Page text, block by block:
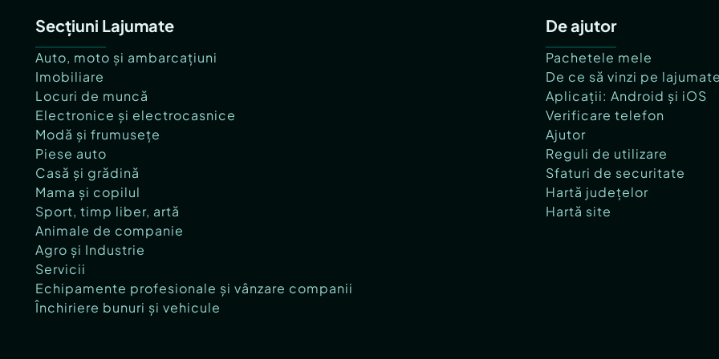
Secțiuni Lajumate
Auto, moto și ambarcațiuni
Imobiliare
Locuri de muncă
Electronice și electrocasnice
Modă și frumusețe
Piese auto
Casă și grădină
Mama și copilul
Sport, timp liber, artă
Animale de companie
Agro și Industrie
Servicii
Echipamente profesionale și vânzare companii
Închiriere bunuri și vehicule
De ajutor
Pachetele mele
De ce să vinzi pe
Aplicații: Android și iOS
Verificare telefon
Ajutor
Reguli de utilizare
Sfaturi de securitate
Hartă județelor
Hartă site